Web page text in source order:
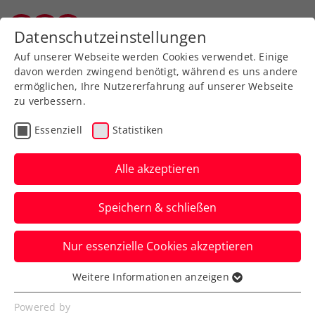
Zurück zur Newsübersicht
Turniere
French Open: Auch
Fognini entzaubert –
Ofner im 1. Grand-Slam-
Achtelfinale
Das ÖTV-Ass kämpft den Italiener in fünf
Sätzen nieder und steht in Paris
sensationell unter den letzten 16.
Datenschutzeinstellungen
Auf unserer Webseite werden Cookies verwendet. Einige
davon werden zwingend benötigt, während es uns andere
ermöglichen, Ihre Nutzererfahrung auf unserer Webseite
zu verbessern.
Essenziell Statistiken
Alle akzeptieren
Speichern & schließen
Nur essenzielle Cookies akzeptieren
Essenziell
Essenzielle Cookies werden für grundlegende
Weitere Informationen anzeigen
Powered by